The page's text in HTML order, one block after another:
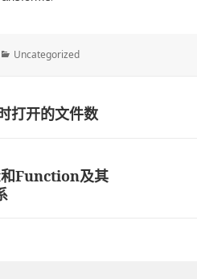
分
Uncategorized
打开的文件数
Function及其